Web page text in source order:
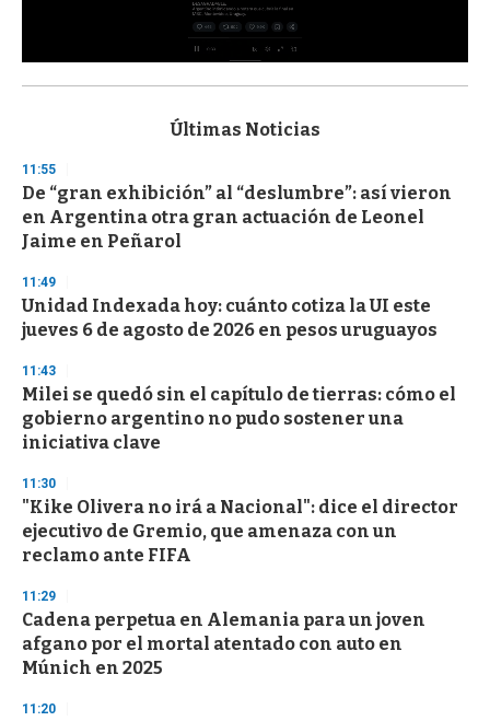
s
d
s
o
f
3
s
e
c
o
d
s
Últimas Noticias
11:55
De “gran exhibición” al “deslumbre”: así vieron
en Argentina otra gran actuación de Leonel
Jaime en Peñarol
11:49
Unidad Indexada hoy: cuánto cotiza la UI este
jueves 6 de agosto de 2026 en pesos uruguayos
11:43
Milei se quedó sin el capítulo de tierras: cómo el
gobierno argentino no pudo sostener una
iniciativa clave
11:30
"Kike Olivera no irá a Nacional": dice el director
ejecutivo de Gremio, que amenaza con un
reclamo ante FIFA
11:29
Cadena perpetua en Alemania para un joven
afgano por el mortal atentado con auto en
Múnich en 2025
11:20